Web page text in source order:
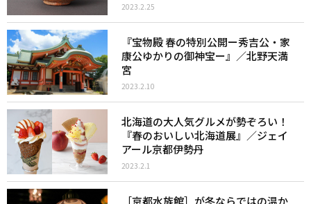
2023.2.25
『宝物殿 春の特別公開ー秀吉公・家
康公ゆかりの御神宝ー』／北野天満
宮
2023.2.10
北海道の大人気グルメが勢ぞろい！
『春のおいしい北海道展』／ジェイ
アール京都伊勢丹
2023.2.1
［京都水族館］が冬ならではの温か